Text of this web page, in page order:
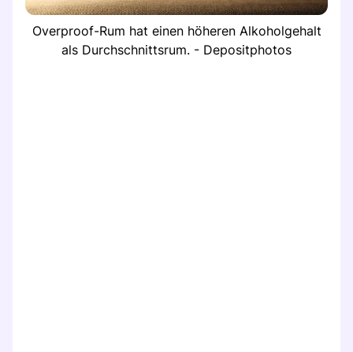
Overproof-Rum hat einen höheren Alkoholgehalt
als Durchschnittsrum. - Depositphotos